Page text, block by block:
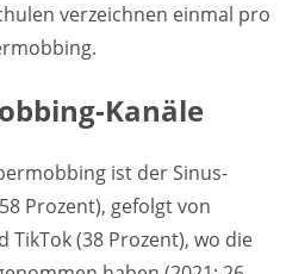
verzeichnen einmal pro
Kanäle
ist der Sinus-
Prozent), gefolgt von
TikTok (38 Prozent), wo die